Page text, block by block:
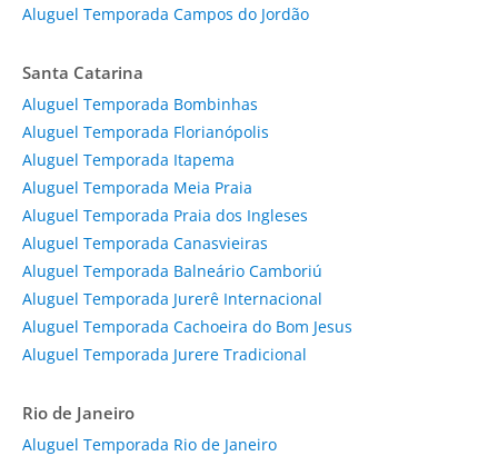
Aluguel Temporada Campos do Jordão
Santa Catarina
Aluguel Temporada Bombinhas
Aluguel Temporada Florianópolis
Aluguel Temporada Itapema
Aluguel Temporada Meia Praia
Aluguel Temporada Praia dos Ingleses
Aluguel Temporada Canasvieiras
Aluguel Temporada Balneário Camboriú
Aluguel Temporada Jurerê Internacional
Aluguel Temporada Cachoeira do Bom Jesus
Aluguel Temporada Jurere Tradicional
Rio de Janeiro
Aluguel Temporada Rio de Janeiro